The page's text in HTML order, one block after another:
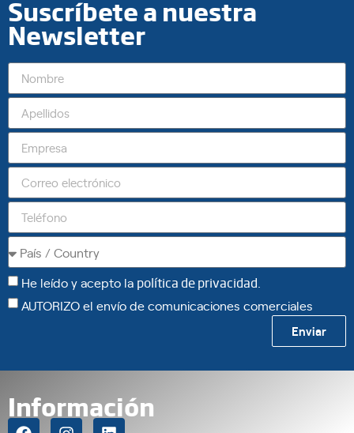
Suscríbete a nuestra
Newsletter
He leído y acepto la política de privacidad
AUTORIZO el envío de comunicaciones comerciales
Enviar
Información